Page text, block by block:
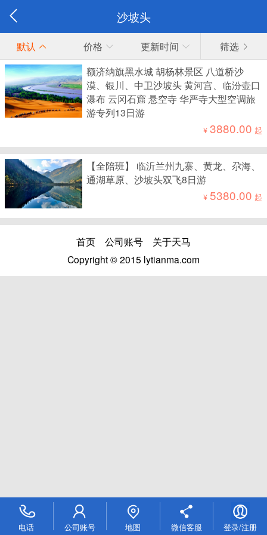
沙坡头
默认 价格 更新时间
筛选
额济纳旗黑水城 胡杨林景区 八道桥沙
漠、银川、中卫沙坡头 黄河宫、临汾壶口
瀑布 云冈石窟 悬空寺 华严寺大型空调旅
游专列13日游
¥3880.00 起
【全陪班】 临沂兰州九寨、黄龙、尕海、
通湖草原、沙坡头双飞8日游
¥5380.00 起
首页 公司账号
关于天马
Copyright © 2015 lytianma.com
电话 公司账号 地图 微信客服 登录/注册